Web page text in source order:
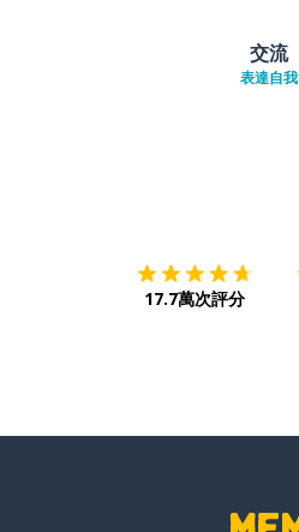
交流
表達自我
17.7萬次評分